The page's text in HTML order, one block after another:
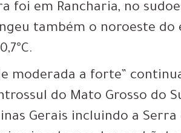
foi em Rancharia, no
também o noroeste do
moderada a forte”
do Mato Grosso do
Gerais incluindo a Serra